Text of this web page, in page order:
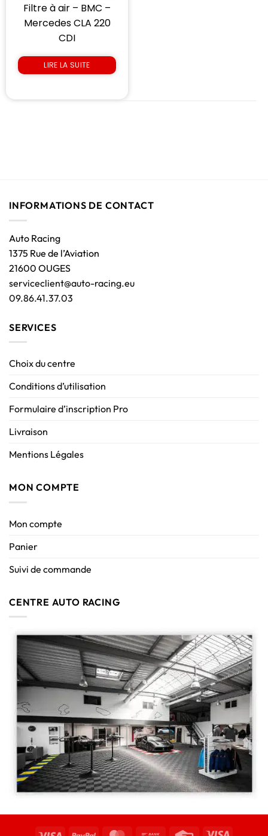
Filtre à air – BMC –
Mercedes CLA 220
CDI
LIRE LA SUITE
INFORMATIONS DE CONTACT
Auto Racing
1375 Rue de l’Aviation
21600 OUGES
serviceclient@auto-racing.eu
09.86.41.37.03
SERVICES
Choix du centre
Conditions d’utilisation
Formulaire d’inscription Pro
Livraison
Mentions Légales
MON COMPTE
Mon compte
Panier
Suivi de commande
CENTRE AUTO RACING